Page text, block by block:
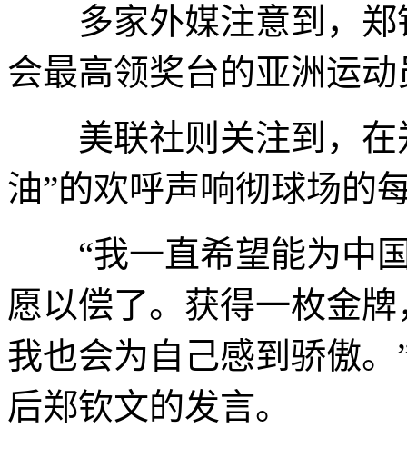
多家外媒注意到，郑
会最高领奖台的亚洲运动
美联社则关注到，在
油”的欢呼声响彻球场的
“我一直希望能为中国
愿以偿了。获得一枚金
我也会为自己感到骄傲
后郑钦文的发言。